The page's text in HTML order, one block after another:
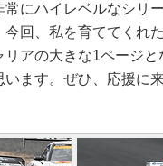
にハイレベルなシリ
回、私を育ててくれ
アの大きな1ページ
ます。ぜひ、応援に